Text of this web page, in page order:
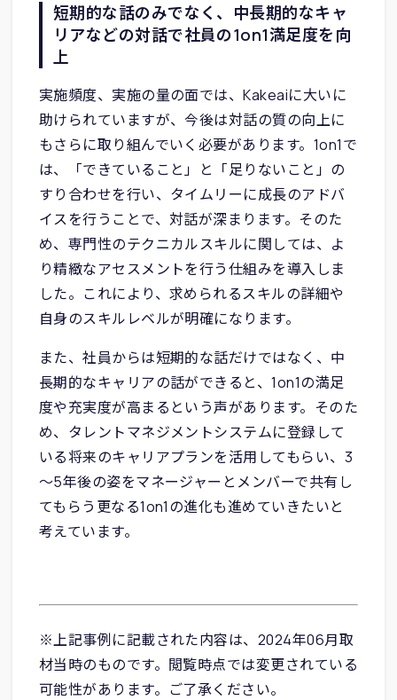
短期的な話のみでなく、中長期的なキャ
リアなどの対話で社員の1on1満足度を向
上
実施頻度、実施の量の面では、Kakeaiに大いに
助けられていますが、今後は対話の質の向上に
もさらに取り組んでいく必要があります。1on1で
は、「できていること」と「足りないこと」の
すり合わせを行い、タイムリーに成長のアドバ
イスを行うことで、対話が深まります。そのた
め、専門性のテクニカルスキルに関しては、よ
り精緻なアセスメントを行う仕組みを導入しま
した。これにより、求められるスキルの詳細や
自身のスキルレベルが明確になります。
また、社員からは短期的な話だけではなく、中
長期的なキャリアの話ができると、1on1の満足
度や充実度が高まるという声があります。そのた
め、タレントマネジメントシステムに登録して
いる将来のキャリアプランを活用してもらい、3
～5年後の姿をマネージャーとメンバーで共有し
てもらう更なる1on1の進化も進めていきたいと
考えています。
※上記事例に記載された内容は、2024年06月取
材当時のものです。閲覧時点では変更されている
可能性があります。ご了承ください。